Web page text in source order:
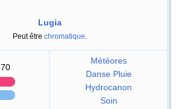
Lugia
Peut être chromatique
70
Météores
Danse Pluie
Hydrocanon
Soin